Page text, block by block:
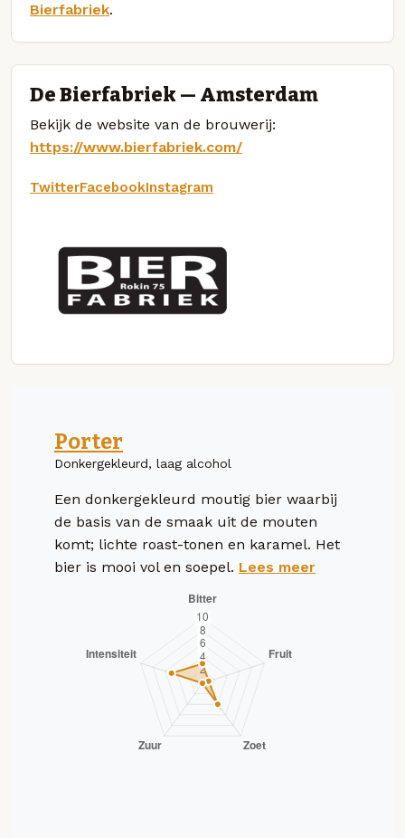
Bierfabriek.
De Bierfabriek — Amsterdam
Bekijk de website van de brouwerij:
https://www.bierfabriek.com/
TwitterFacebookInstagram
Porter
Donkergekleurd, laag alcohol
Een donkergekleurd moutig bier waarbij
de basis van de smaak uit de mouten
komt; lichte roast-tonen en karamel. Het
bier is mooi vol en soepel. Lees meer